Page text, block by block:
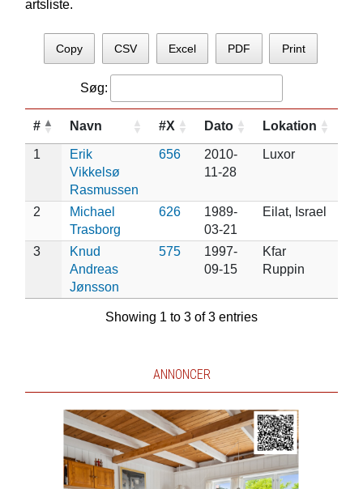
artsliste.
Copy CSV Excel PDF Print
Søg:
# Navn #X Dato Lokation
1
Erik
Vikkelsø
Rasmussen
656
2010-
11-28
Luxor
2
Michael
Trasborg
626
1989-
03-21
Eilat, Israel
3
Knud
Andreas
Jønsson
575
1997-
09-15
Kfar
Ruppin
Showing 1 to 3 of 3 entries
ANNONCER